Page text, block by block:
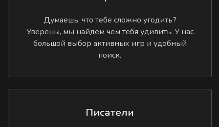
Думаешь, что тебе сложно угодить?
Уверены, мы найдем чем тебя удивить. У нас
большой выбор активных игр и удобный
поиск.
Писатели